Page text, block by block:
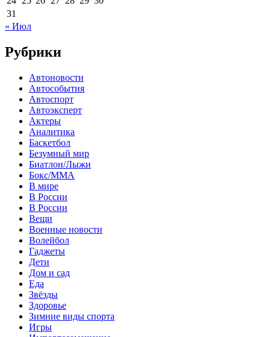
31
« Июл
Рубрики
Автоновости
Автособытия
Автоспорт
Автоэксперт
Актеры
Аналитика
Баскетбол
Безумный мир
Биатлон/Лыжи
Бокс/MMA
В мире
В России
В России
Вещи
Военные новости
Волейбол
Гаджеты
Дети
Дом и сад
Еда
Звёзды
Здоровье
Зимние виды спорта
Игры